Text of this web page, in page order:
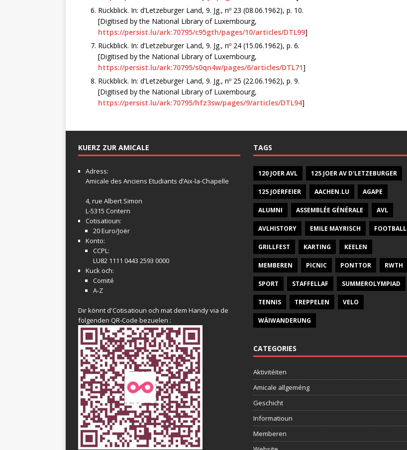
Rückblick. In: d’Letzeburger Land, 9. Jg., nº 23 (08.06.1962), p. 10.
[Digitised by the National Library of Luxembourg,
https://persist.lu/ark:70795/c95gth/pages/10/articles/DTL99]
Rückblick. In: d’Letzeburger Land, 9. Jg., nº 24 (15.06.1962), p. 6.
[Digitised by the National Library of Luxembourg,
https://persist.lu/ark:70795/s0qn4w/pages/6/articles/DTL71]
Rückblick. In: d’Letzeburger Land, 9. Jg., nº 25 (22.06.1962), p. 9.
[Digitised by the National Library of Luxembourg,
https://persist.lu/ark:70795/hfz3sw/pages/9/articles/DTL94]
KUERZ ZUR AMICALE
Adress:
Amicale des Anciens Etudiants d’Aix-la-Chapelle
4, rue Albert Simon
L-5315 Contern
Cotisatioun:
20 Euro/Joër
Konto:
CCPL:
LU82 1111 0443 2593 0000
Kuck och:
Comité
A-Z
Dir könnt d'Cotisatioun och mat dem Handy via de
folgenden QR-Code bezuelen :
TAGS
120 JOER AVL 125 JOER AV D'LETZEBURGER
125 JOERFEIER AACHEN.LU AGAPE
ALUMNI ASSEMBLÉE GÉNÉRALE AVL
AVLHISTORY EMILE MAYRISCH FOOTBALL
GRILLFEST KARTING KEELEN
MEMBEREN PICNIC PONTTOR RWTH
SPORT STAFFELLAF SUMMEROLYMPIAD
TENNIS TREPPELEN VELO
WÄIWANDERUNG
CATEGORIES
Aktivitéiten
Amicale allgeméng
Geschicht
Informatioun
Memberen